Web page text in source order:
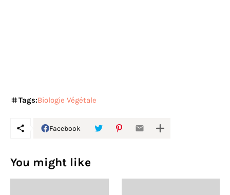
Tags:Biologie Végétale
Facebook
You might like